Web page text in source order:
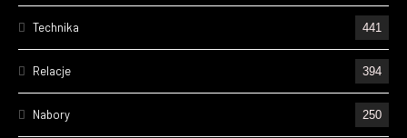
Technika 441
Relacje 394
Nabory 250